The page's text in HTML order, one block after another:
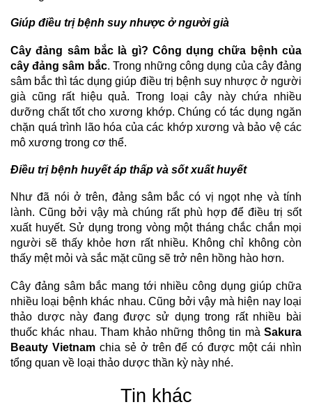
Giúp điều trị bệnh suy nhược ở người già
Cây đảng sâm bắc là gì? Công dụng chữa bệnh của
cây đảng sâm bắc. Trong những công dụng của cây đảng
sâm bắc thì tác dụng giúp điều trị bệnh suy nhược ở người
già cũng rất hiệu quả. Trong loại cây này chứa nhiều
dưỡng chất tốt cho xương khớp. Chúng có tác dụng ngăn
chặn quá trình lão hóa của các khớp xương và bảo vệ các
mô xương trong cơ thể.
Điều trị bệnh huyết áp thấp và sốt xuất huyết
Như đã nói ở trên, đảng sâm bắc có vị ngọt nhẹ và tính
lành. Cũng bởi vậy mà chúng rất phù hợp để điều trị sốt
xuất huyết. Sử dụng trong vòng một tháng chắc chắn mọi
người sẽ thấy khỏe hơn rất nhiều. Không chỉ không còn
thấy mệt mỏi và sắc mặt cũng sẽ trở nên hồng hào hơn.
Cây đảng sâm bắc mang tới nhiều công dụng giúp chữa
nhiều loại bệnh khác nhau. Cũng bởi vậy mà hiện nay loại
thảo dược này đang được sử dụng trong rất nhiều bài
thuốc khác nhau. Tham khảo những thông tin mà Sakura
Beauty Vietnamchia sẻ ở trên để có được một cái nhìn
tổng quan về loại thảo dược thần kỳ này nhé.
Tin khác